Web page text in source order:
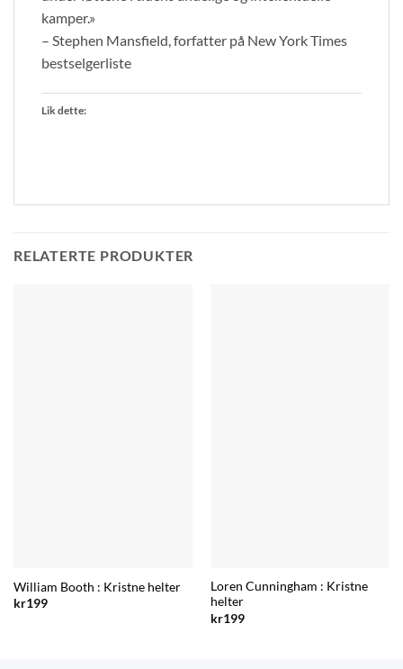
kamper.»
– Stephen Mansfield, forfatter på New York Times
bestselgerliste
Lik dette:
RELATERTE PRODUKTER
William Booth : Kristne helter
kr199
Loren Cunningham : Kristne
helter
kr199